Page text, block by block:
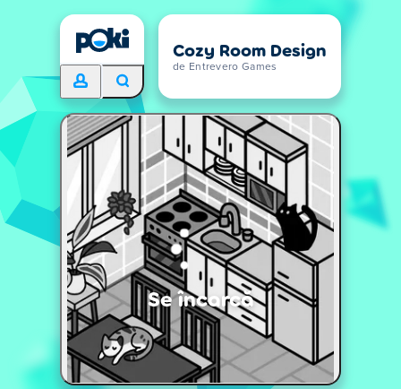
Cozy Room Design
de Entrevero Games
Se încarcă